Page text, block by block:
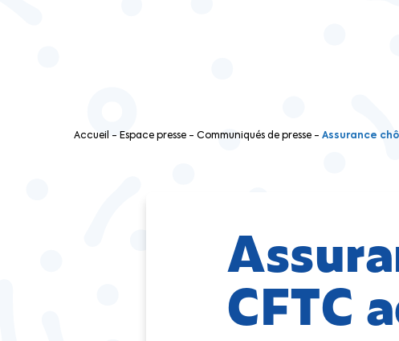
Accueil - Espace presse - Communiqués de presse - Assurance
CFTC